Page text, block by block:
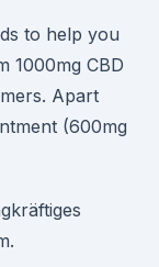
to help you
1000mg CBD
Apart
(600mg